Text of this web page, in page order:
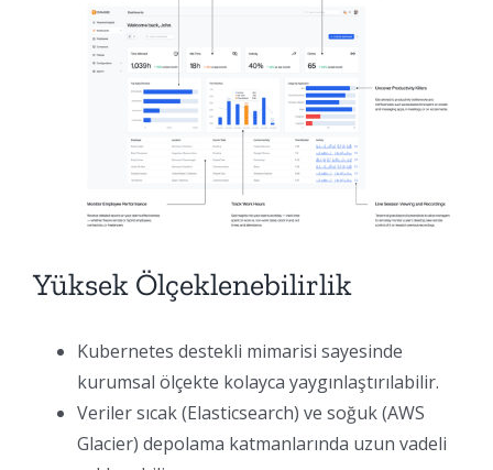
Yüksek Ölçeklenebilirlik
Kubernetes destekli mimarisi sayesinde
kurumsal ölçekte kolayca yaygınlaştırılabilir.
Veriler sıcak (Elasticsearch) ve soğuk (AWS
Glacier) depolama katmanlarında uzun vadeli